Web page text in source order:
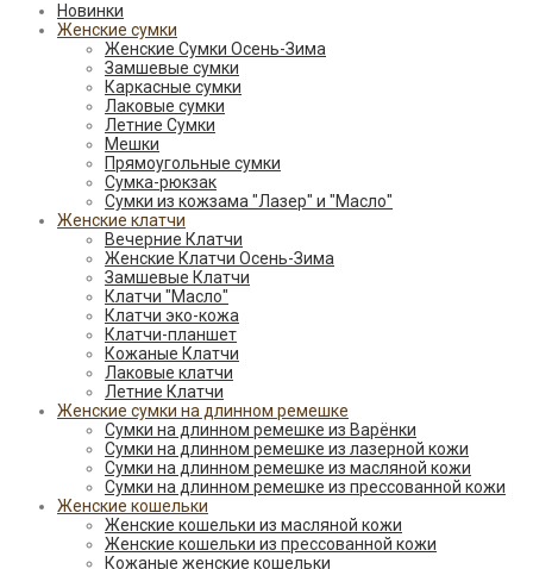
Новинки
Женские сумки
Женские Сумки Осень-Зима
Замшевые сумки
Каркасные сумки
Лаковые сумки
Летние Сумки
Мешки
Прямоугольные сумки
Сумка-рюкзак
Сумки из кожзама "Лазер" и "Масло"
Женские клатчи
Вечерние Клатчи
Женские Клатчи Осень-Зима
Замшевые Клатчи
Клатчи "Масло"
Клатчи эко-кожа
Клатчи-планшет
Кожаные Клатчи
Лаковые клатчи
Летние Клатчи
Женские сумки на длинном ремешке
Сумки на длинном ремешке из Варёнки
Сумки на длинном ремешке из лазерной кожи
Сумки на длинном ремешке из масляной кожи
Сумки на длинном ремешке из прессованной кожи
Женские кошельки
Женские кошельки из масляной кожи
Женские кошельки из прессованной кожи
Кожаные женские кошельки